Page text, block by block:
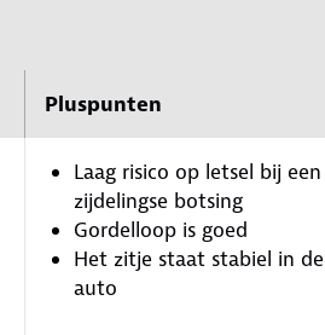
Pluspunten
Laag risico op letsel bij een
zijdelingse botsing
Gordelloop is goed
Het zitje staat stabiel in de
auto